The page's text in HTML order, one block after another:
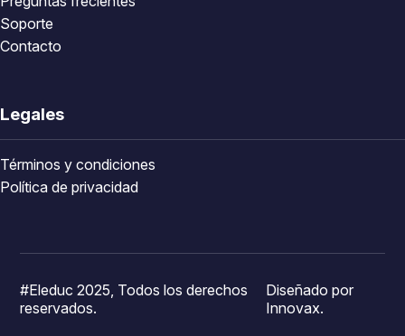
Soporte
Contacto
Legales
Términos y condiciones
Política de privacidad
#Eleduc 2025, Todos los derechos
reservados.
Diseñado por
Innovax.